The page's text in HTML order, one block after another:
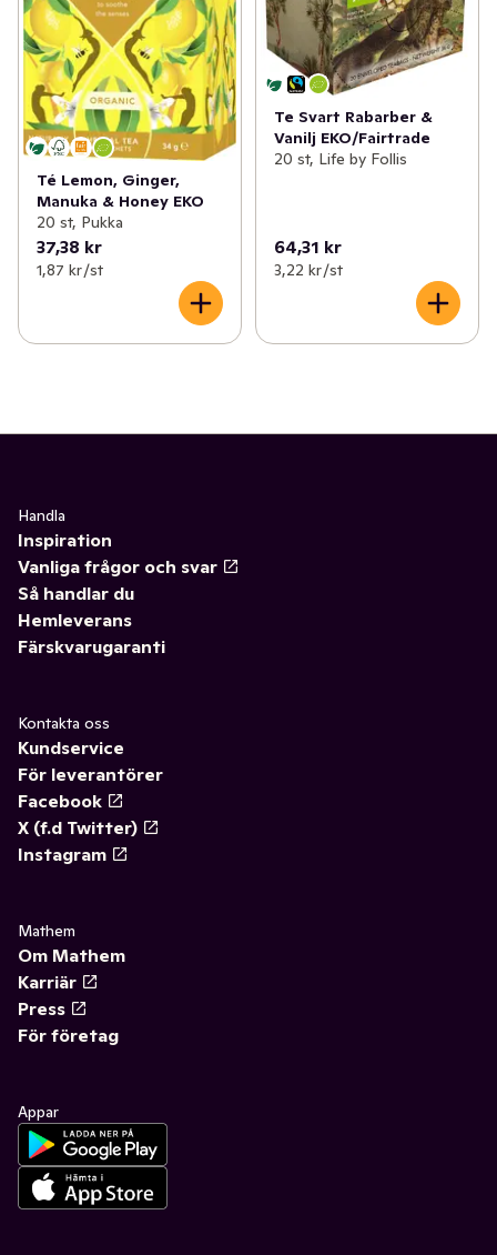
Té Lemon, Ginger,
Manuka & Honey EKO
20 st, Pukka
37,38 kr
1,87 kr /st
Te Svart Rabarber &
Vanilj EKO/Fairtrade
20 st, Life by Follis
64,31 kr
3,22 kr /st
Handla
Inspiration
Vanliga frågor och svar
Så handlar du
Hemleverans
Färskvarugaranti
Kontakta oss
Kundservice
För leverantörer
Facebook
X (f.d Twitter)
Instagram
Mathem
Om Mathem
Karriär
Press
För företag
Appar